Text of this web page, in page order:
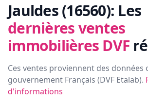
Jauldes (16560): Les
dernières ventes
immobilières DVF
Ces ventes proviennent des données
gouvernement Français (DVF Etalab).
d'informations